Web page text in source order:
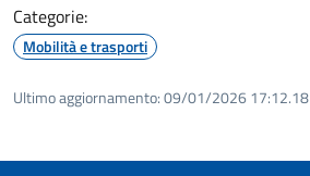
Categorie:
Mobilità e trasporti
Ultimo aggiornamento:09/01/2026 17:12.18